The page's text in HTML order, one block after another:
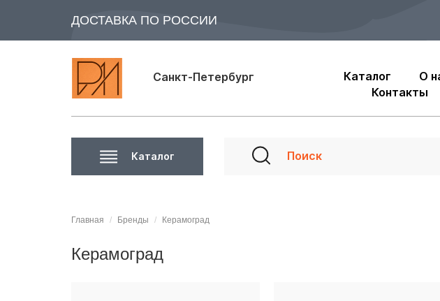
ДОСТАВКА ПО РОССИИ
Санкт-Петербург Каталог О
Контакты
Каталог
Главная Бренды Керамоград
Керамоград